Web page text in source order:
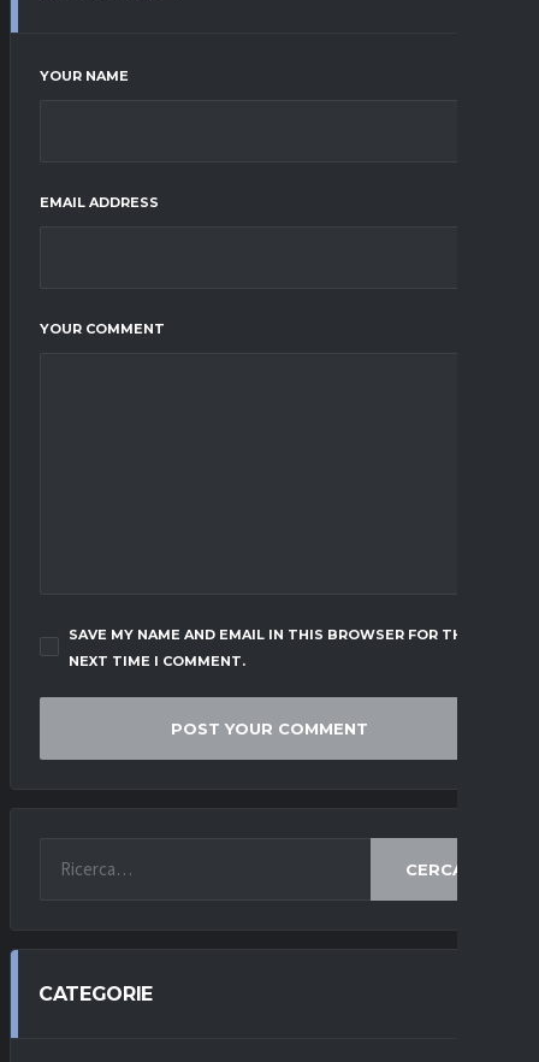
YOUR NAME
EMAIL ADDRESS
YOUR COMMENT
SAVE MY NAME AND EMAIL IN THIS BROWSER FOR THE
NEXT TIME I COMMENT.
CERCA
CATEGORIE